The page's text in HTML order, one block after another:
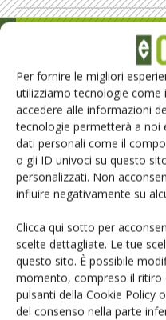
Per fornire le migliori
utilizziamo tecnologie
accedere alle informazioni
tecnologie permetterà a noi
dati personali come il
o gli ID univoci su questo
personalizzati. Non
influire negativamente su
Clicca qui sotto per
scelte dettagliate. Le tue
questo sito. È possibile
momento, compreso il ritiro
pulsanti della Cookie Policy
del consenso nella parte
Rimani
Iscriviti alle